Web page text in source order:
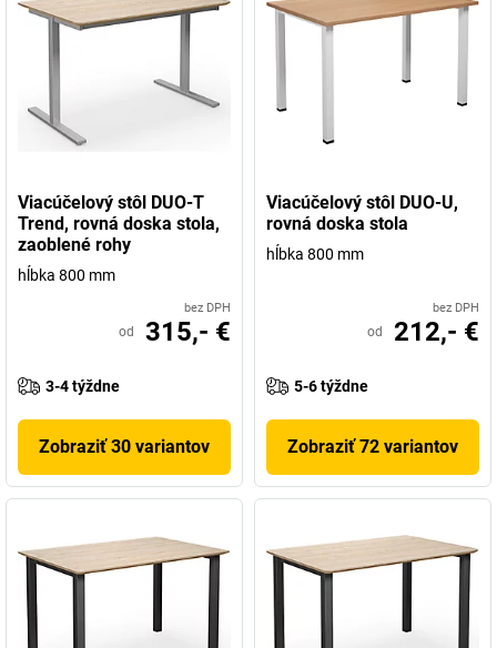
Viacúčelový stôl DUO-T
Trend, rovná doska stola,
zaoblené rohy
hĺbka 800 mm
bez DPH
od 315,- €
3-4 týždne
Zobraziť 30 variantov
Viacúčelový stôl DUO-U,
rovná doska stola
hĺbka 800 mm
bez DPH
od 212,- €
5-6 týždne
Zobraziť 72 variantov